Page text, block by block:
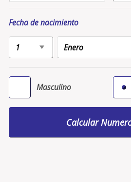
Fecha de nacimiento
Masculino